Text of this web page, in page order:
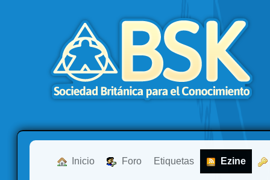
Inicio Foro Etiquetas Ezine